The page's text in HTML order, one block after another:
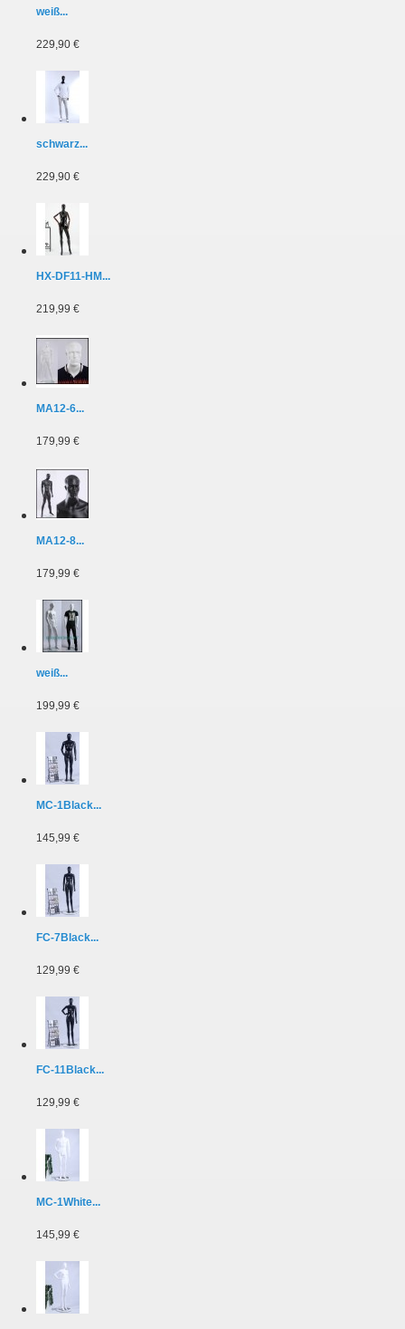
weiß...
229,90 €
schwarz...
229,90 €
HX-DF11-HM...
219,99 €
MA12-6...
179,99 €
MA12-8...
179,99 €
weiß...
199,99 €
MC-1Black...
145,99 €
FC-7Black...
129,99 €
FC-11Black...
129,99 €
MC-1White...
145,99 €